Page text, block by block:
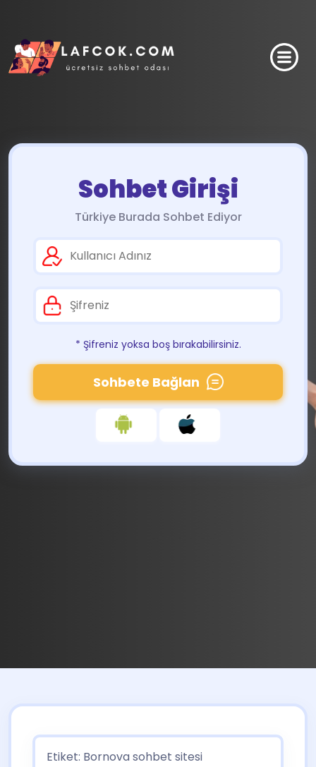
Sohbet Girişi
Türkiye Burada Sohbet Ediyor
* Şifreniz yoksa boş bırakabilirsiniz.
Sohbete Bağlan
Etiket: Bornova sohbet sitesi